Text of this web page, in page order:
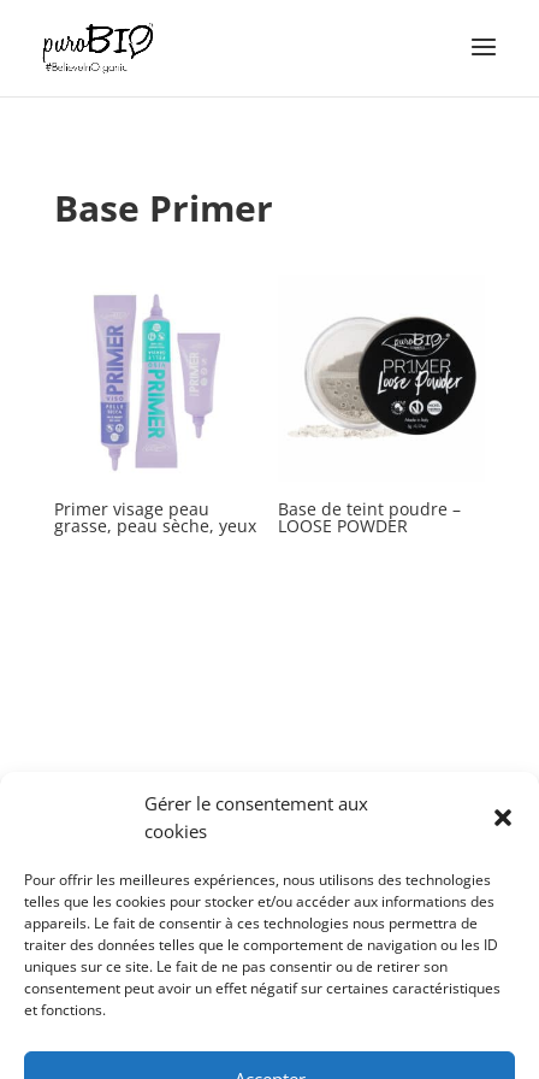
Gérer le consentement aux
cookies
Pour offrir les meilleures expériences, nous utilisons des technologies
telles que les cookies pour stocker et/ou accéder aux informations des
appareils. Le fait de consentir à ces technologies nous permettra de
traiter des données telles que le comportement de navigation ou les ID
uniques sur ce site. Le fait de ne pas consentir ou de retirer son
consentement peut avoir un effet négatif sur certaines caractéristiques
et fonctions.
Base Primer
Primer visage peau
grasse, peau sèche, yeux
Base de teint poudre –
LOOSE POWDER
Points de vente–Contacts–Mentions légales–INCI
Mode d’emploi
Actualités
Domea
DEVENEZ REVENDEUR PUROBIO COSMETICS